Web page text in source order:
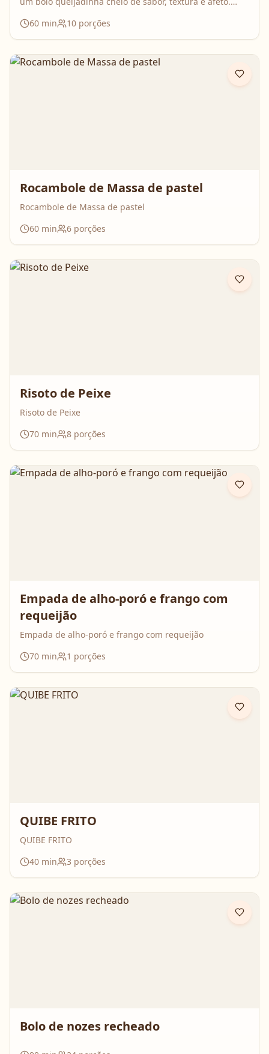
que surpreende no resultado e perfuma a casa inteira
enquanto assa. Aperte o play, acompanhe o passo a
impossível de resistir 💛
60 min 10 porções
Rocambole de Massa de pastel
Rocambole de Massa de pastel
60 min 6 porções
Risoto de Peixe
Risoto de Peixe
70 min 8 porções
Empada de alho-poró e frango com
requeijão
Empada de alho-poró e frango com requeijão
70 min 1 porções
QUIBE FRITO
QUIBE FRITO
40 min 3 porções
Bolo de nozes recheado